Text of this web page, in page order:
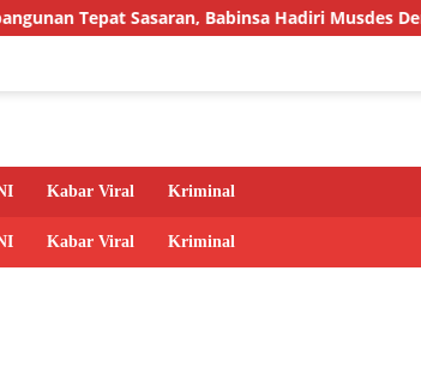
Sasaran, Babinsa Hadiri Musdes Demi
Kabar Viral Kriminal
Kabar Viral Kriminal